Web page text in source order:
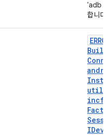
'adb
합니다.
util
incfs